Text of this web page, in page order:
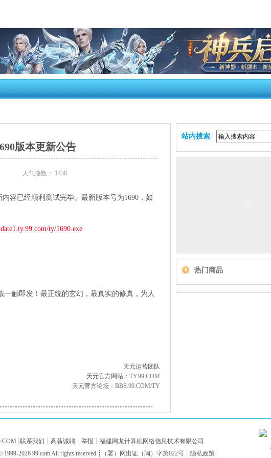
版本更新公告
人气指数： 1438
容已经顺利测试完毕。最新版本号为1690，如
ty/1690.exe
触即发！最正统的玄幻，最真实的修真，为人
天元运营团队
天元官方网站： TY.99.COM
天元官方论坛： BBS.99.COM/TY
站内搜索
热门商品
┊ 联系我们 ┊ 高薪诚聘 ┊ 举报 ┊ 福建网龙计算机网络信息技术有限公司
1999-2026 99.comAll rights reserved.┊（署）网出证（闽）字第022号┊ 隐私政策